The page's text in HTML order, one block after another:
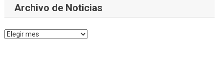
Archivo de Noticias
Archivo